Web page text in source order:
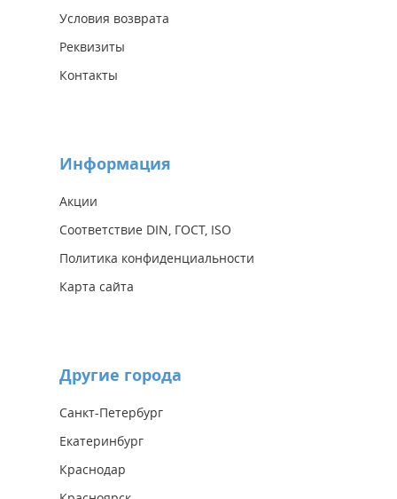
Условия возврата
Реквизиты
Контакты
Информация
Акции
Соответствие DIN, ГОСТ, ISO
Политика конфиденциальности
Карта сайта
Другие города
Санкт-Петербург
Екатеринбург
Краснодар